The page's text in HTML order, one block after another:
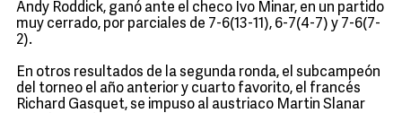
Andy Roddick, ganó ante el checo Ivo Minar, en un partido
muy cerrado, por parciales de 7-6(13-11), 6-7(4-7) y 7-6(7-
2).
En otros resultados de la segunda ronda, el subcampeón
del torneo el año anterior y cuarto favorito, el francés
Richard Gasquet, se impuso al austriaco Martin Slanar